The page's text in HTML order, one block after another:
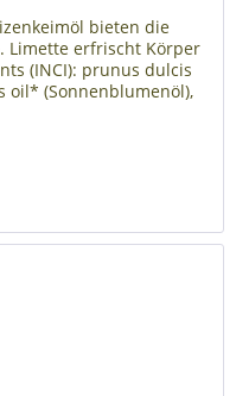
bieten die
Limette erfrischt Körper
(INCI): prunus dulcis
oil* (Sonnenblumenöl),